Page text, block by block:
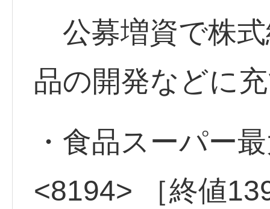
公募増資で株式
品の開発などに
・食品スーパー
<8194> ［終値